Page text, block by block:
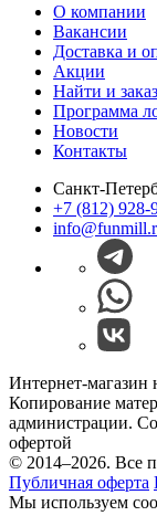
О компании
Вакансии
Доставка и
Акции
Найти и
Программа
Новости
Контакты
Санкт-
+7 (812) 928-
Интернет-магазин
Копирование
администрации.
офертой
© 2014–2026. Все
Публичная оферта
Мы используем